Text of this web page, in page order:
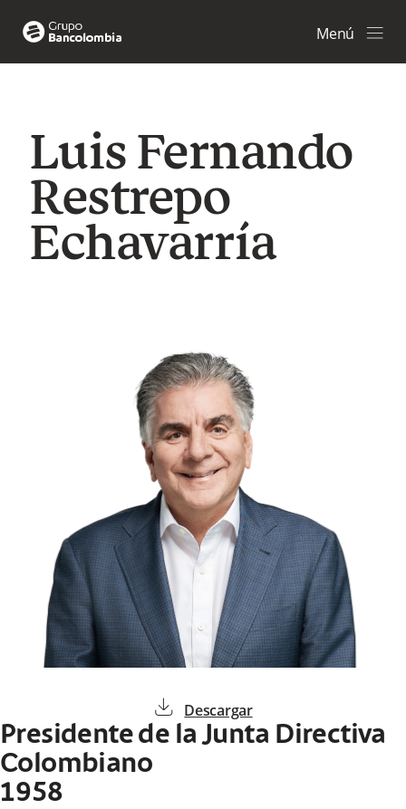
Menú
Luis Fernando
Restrepo
Echavarría
download Descargar
Presidente de la Junta Directiva
Colombiano
1958